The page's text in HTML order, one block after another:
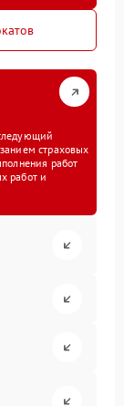
страховых
работ
работ и